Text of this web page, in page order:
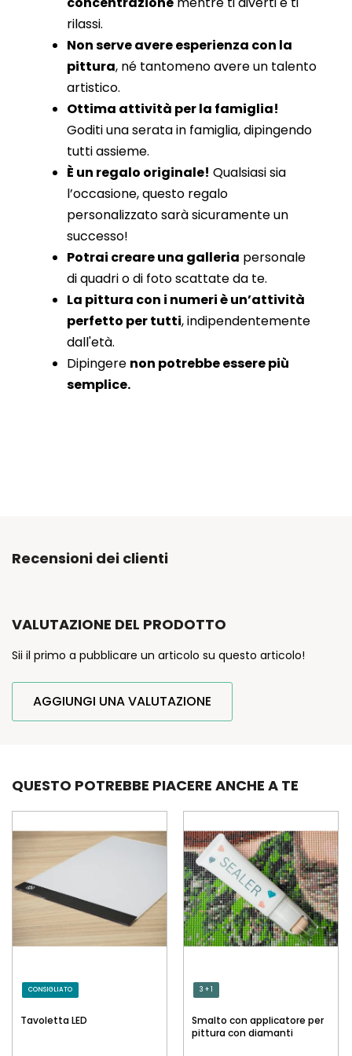
rilassi.
Non serve avere esperienza con la
pittura, né tantomeno avere un talento
artistico.
Ottima attività per la famiglia!
Goditi una serata in famiglia, dipingendo
tutti assieme.
È un regalo originale! Qualsiasi sia
l’occasione, questo regalo
personalizzato sarà sicuramente un
successo!
Potrai creare una galleria personale
di quadri o di foto scattate da te.
La pittura con i numeri è un’attività
perfetto per tutti, indipendentemente
dall'età.
Dipingere non potrebbe essere più
semplice.
Recensioni dei clienti
VALUTAZIONE DEL PRODOTTO
Sii il primo a pubblicare un articolo su questo articolo!
AGGIUNGI UNA VALUTAZIONE
QUESTO POTREBBE PIACERE ANCHE A TE
CONSIGLIATO
Tavoletta LED
3 + 1
Smalto con applicatore per
pittura con diamanti